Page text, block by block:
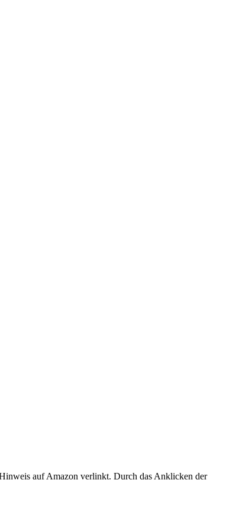
auf Amazon verlinkt. Durch das Anklicken der